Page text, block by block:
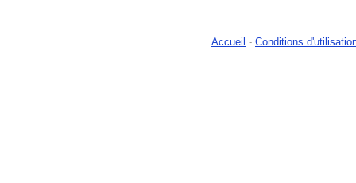
Accueil - Conditions